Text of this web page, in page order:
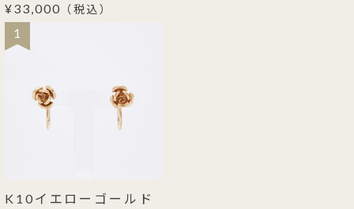
¥33,000 （税込）
1
K10イエローゴールド